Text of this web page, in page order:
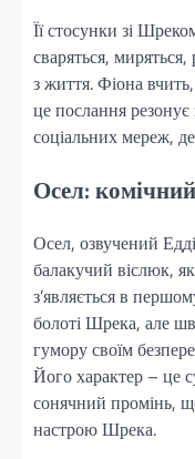
Її стосунки зі
сваряться,
з життя. Фіона
це послання
соціальних мереж,
Осел:
Осел, озвучений
балакучий віслюк,
з’являється в
болоті Шрека, але
гумору своїм
Його характер – це
сонячний промінь,
настрою Шрека.